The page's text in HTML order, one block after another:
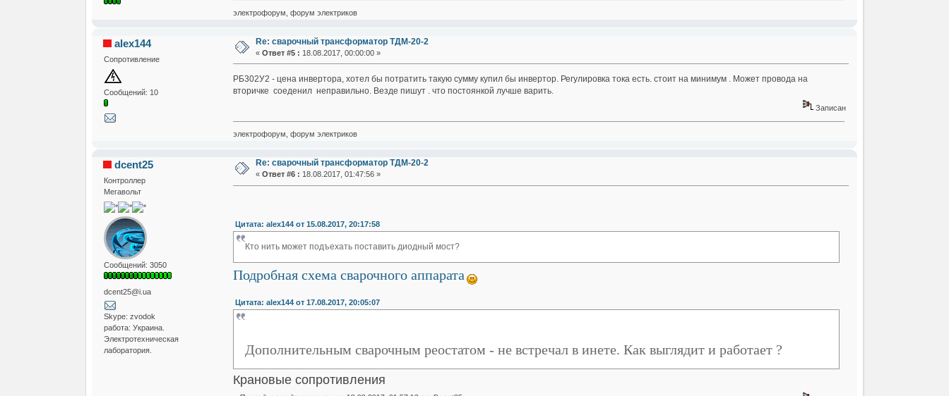
электрофорум, форум электриков
alex144
Сопротивление
Сообщений: 10
Re: сварочный трансформатор ТДМ-20-2
« Ответ #5 : 18.08.2017, 00:00:00 »
РБ302У2 - цена инвертора, хотел бы потратить такую сумму купил бы инвертор. Регулировка тока есть. стоит на минимум . Может провода на
вторичке соеденил неправильно. Везде пишут . что постоянкой лучше варить.
Записан
электрофорум, форум электриков
dcent25
Контроллер
Мегавольт
Сообщений: 3050
dcent25@i.ua
Skype: zvodok
работа: Украина.
Электротехническая
лаборатория.
Re: сварочный трансформатор ТДМ-20-2
« Ответ #6 : 18.08.2017, 01:47:56 »
Цитата: alex144 от 15.08.2017, 20:17:58
Кто нить может подъехать поставить диодный мост?
Подробная схема сварочного аппарата
Цитата: alex144 от 17.08.2017, 20:05:07
Дополнительным сварочным реостатом - не встречал в инете. Как выглядит и работает ?
Крановые сопротивления